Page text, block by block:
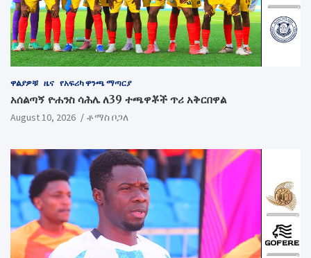
ዋልያዎቹ ዜና የአፍሪካ ዋንጫ ማጣርያ
አሰልጣኝ ዮሐንስ ሳሕሌ ለ39 ተጫዋቾች ጥሪ አቅርበዋል
August 10, 2026 ቶማስ ቦጋለ